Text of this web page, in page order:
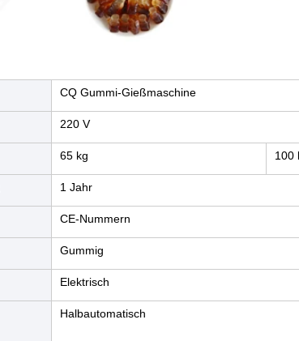
CQ Gummi-Gießmaschine
220 V
65 kg 100
1 Jahr
CE-Nummern
Gummig
Elektrisch
Halbautomatisch